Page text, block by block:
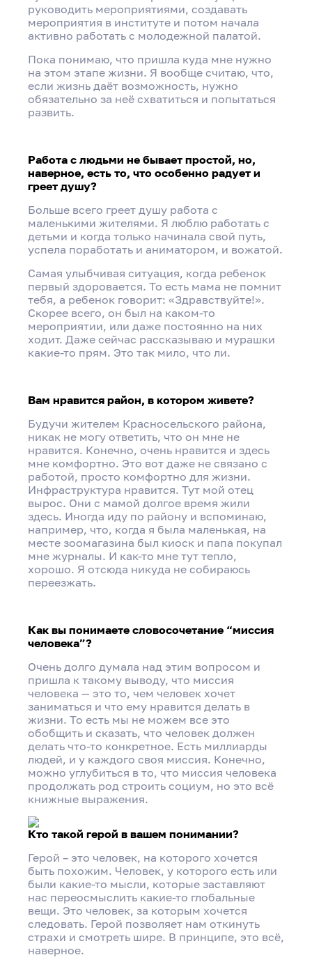
Интервью с «Героем моего района»
Поделиться
руководить мероприятиями, создавать
мероприятия в институте и потом начала
активно работать с молодежной палатой.
Пока понимаю, что пришла куда мне нужно
на этом этапе жизни. Я вообще считаю, что,
если жизнь даёт возможность, нужно
обязательно за неё схватиться и попытаться
развить.
Работа с людьми не бывает простой, но,
наверное, есть то, что особенно радует и
греет душу?
Больше всего греет душу работа с
маленькими жителями. Я люблю работать с
детьми и когда только начинала свой путь,
успела поработать и аниматором, и вожатой.
Самая улыбчивая ситуация, когда ребенок
первый здоровается. То есть мама не помнит
тебя, а ребенок говорит: «Здравствуйте!».
Скорее всего, он был на каком-то
мероприятии, или даже постоянно на них
ходит. Даже сейчас рассказываю и мурашки
какие-то прям. Это так мило, что ли.
Вам нравится район, в котором живете?
Будучи жителем Красносельского района,
никак не могу ответить, что он мне не
нравится. Конечно, очень нравится и здесь
мне комфортно. Это вот даже не связано с
работой, просто комфортно для жизни.
Инфраструктура нравится. Тут мой отец
вырос. Они с мамой долгое время жили
здесь. Иногда иду по району и вспоминаю,
например, что, когда я была маленькая, на
месте зоомагазина был киоск и папа покупал
мне журналы. И как-то мне тут тепло,
хорошо. Я отсюда никуда не собираюсь
переезжать.
Как вы понимаете словосочетание “миссия
человека”?
Очень долго думала над этим вопросом и
пришла к такому выводу, что миссия
человека — это то, чем человек хочет
заниматься и что ему нравится делать в
жизни. То есть мы не можем все это
обобщить и сказать, что человек должен
делать что-то конкретное. Есть миллиарды
людей, и у каждого своя миссия. Конечно,
можно углубиться в то, что миссия человека
продолжать род строить социум, но это всё
книжные выражения.
Кто такой герой в вашем понимании?
Герой – это человек, на которого хочется
быть похожим. Человек, у которого есть или
были какие-то мысли, которые заставляют
нас переосмыслить какие-то глобальные
вещи. Это человек, за которым хочется
следовать. Герой позволяет нам откинуть
страхи и смотреть шире. В принципе, это всё,
наверное.